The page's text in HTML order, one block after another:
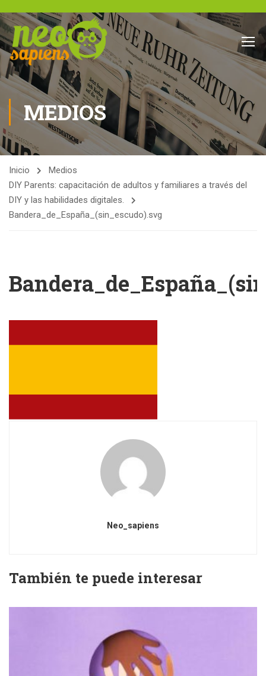
MEDIOS
Inicio
Medios
DIY Parents: capacitación de adultos y familiares a través del
DIY y las habilidades digitales.
Bandera_de_España_(sin_escudo).svg
Neo_sapiens
También te puede interesar